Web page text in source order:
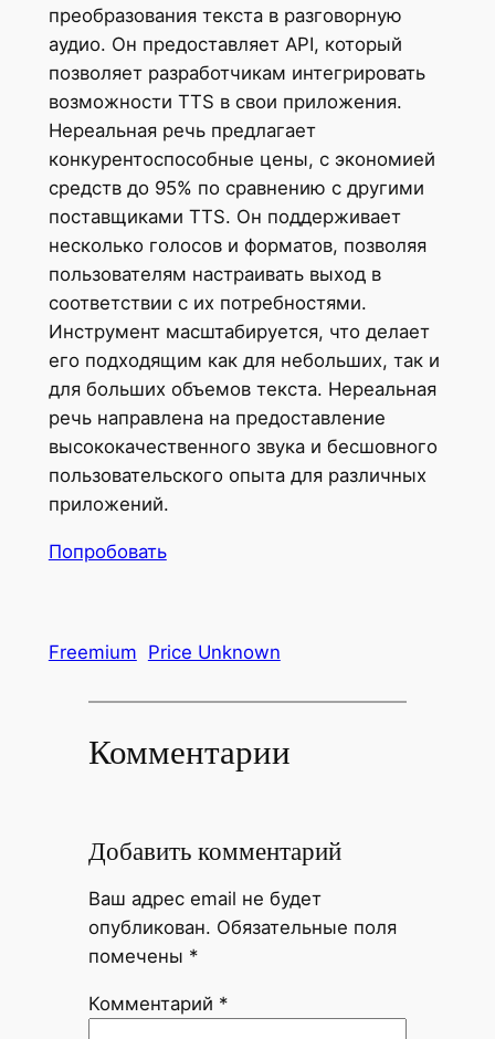
преобразования текста в разговорную
аудио. Он предоставляет API, который
позволяет разработчикам интегрировать
возможности TTS в свои приложения.
Нереальная речь предлагает
конкурентоспособные цены, с экономией
средств до 95% по сравнению с другими
поставщиками TTS. Он поддерживает
несколько голосов и форматов, позволяя
пользователям настраивать выход в
соответствии с их потребностями.
Инструмент масштабируется, что делает
его подходящим как для небольших, так и
для больших объемов текста. Нереальная
речь направлена ​​на предоставление
высококачественного звука и бесшовного
пользовательского опыта для различных
приложений.
Попробовать
Freemium Price Unknown
Комментарии
Добавить комментарий
Ваш адрес email не будет
опубликован. Обязательные поля
помечены *
Комментарий *